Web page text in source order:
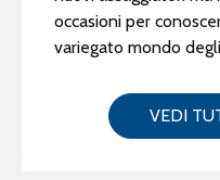
occasioni per
variegato mondo
VEDI